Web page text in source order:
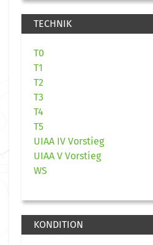
TECHNIK
T0
T1
T2
T3
T4
T5
UIAA IV Vorstieg
UIAA V Vorstieg
WS
KONDITION